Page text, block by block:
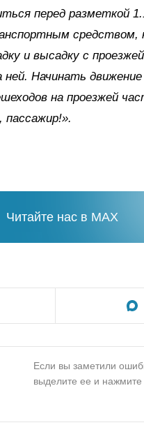
перед разметкой
средством,
и высадку с
ней. Начинать движение
на проезжей
Читайте нас в MAX
Если вы заметили
выделите ее и